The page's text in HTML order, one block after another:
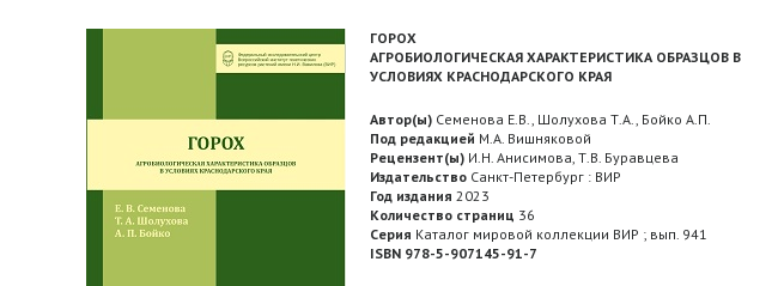
ГОРОХ
АГРОБИОЛОГИЧЕСКАЯ ХАРАКТЕРИСТИКА ОБРАЗЦОВ В
УСЛОВИЯХ КРАСНОДАРСКОГО КРАЯ
Автор(ы) Семенова Е.В., Шолухова Т.А., Бойко А.П.
Под редакцией М.А. Вишняковой
Рецензент(ы) И.Н. Анисимова, Т.В. Буравцева
Издательство Санкт-Петербург : ВИР
Год издания 2023
Количество страниц 36
Серия Каталог мировой коллекции ВИР ; вып. 941
ISBN 978-5-907145-91-7